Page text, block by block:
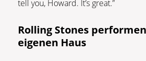
tell you, Howard. It’s great.”
Rolling Stones
eigenen Haus